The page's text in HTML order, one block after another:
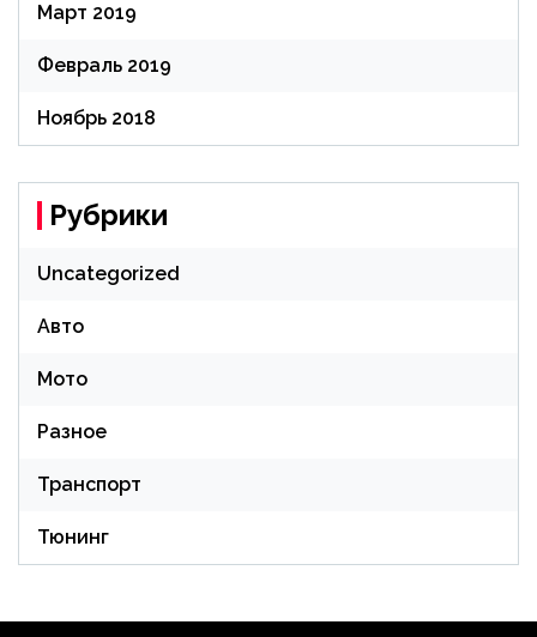
Март 2019
Февраль 2019
Ноябрь 2018
Рубрики
Uncategorized
Авто
Мото
Разное
Транспорт
Тюнинг